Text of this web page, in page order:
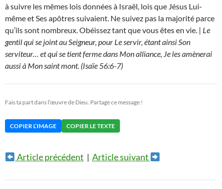
à suivre les mêmes lois données à Israël, lois que Jésus Lui-
même et Ses apôtres suivaient. Ne suivez pas la majorité parce
qu’ils sont nombreux. Obéissez tant que vous êtes en vie. | Le
gentil qui se joint au Seigneur, pour Le servir, étant ainsi Son
serviteur… et qui se tient ferme dans Mon alliance, Je les amènerai
aussi à Mon saint mont. (Isaïe 56:6-7)
Fais ta part dans l’œuvre de Dieu. Partage ce message !
COPIER L’IMAGE COPIER LE TEXTE
Article précédent | Article suivant